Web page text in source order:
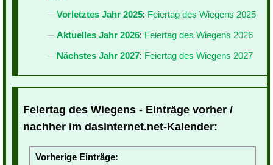
Vorletztes Jahr 2025: Feiertag des Wiegens 2025
Aktuelles Jahr 2026: Feiertag des Wiegens 2026
Nächstes Jahr 2027: Feiertag des Wiegens 2027
Feiertag des Wiegens - Einträge vorher /
nachher im dasinternet.net-Kalender:
Vorherige Einträge: